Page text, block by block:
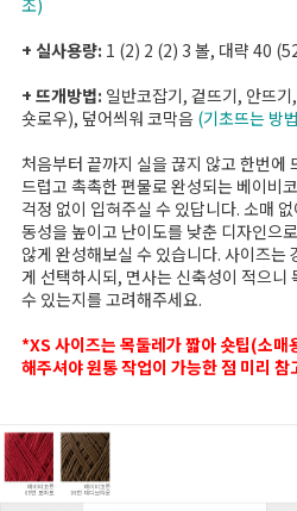
조)
+ 실사용량: 1 (2) 2 (2) 3 볼, 대략 40
+ 뜨개방법: 일반코잡기, 겉뜨기, 안뜨
숏로우), 덮어씌워 코막음 (기초뜨는 방
처음부터 끝까지 실을 끊지 않고 한번에
드럽고 촉촉한 편물로 완성되는 베이비
걱정 없이 입혀주실 수 있답니다. 소매
동성을 높이고 난이도를 낮춘 디자인으
않게 완성해보실 수 있습니다. 사이즈는
게 선택하시되, 면사는 신축성이 적으니
수 있는지를 고려해주세요.
*XS 사이즈는 목둘레가 짧아 숏팁(소매
해주셔야 원통 작업이 가능한 점 미리 참